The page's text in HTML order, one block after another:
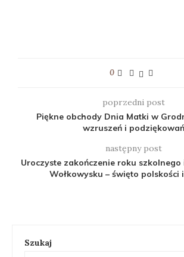
0
poprzedni post
Piękne obchody Dnia Matki w
wzruszeń i podziękowań
następny post
Uroczyste zakończenie roku
Wołkowysku – święto polskości
Szukaj